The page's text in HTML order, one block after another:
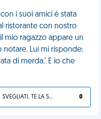
i suoi amici è stata
ristorante con nostro
mio ragazzo appare un
Lui mi risponde:
di merda.' E io che
SVEGLIATI, TE LA SEI CERCATA! 0